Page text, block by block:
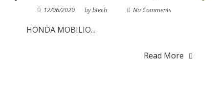
12/06/2020 bybtech No Comments
HONDA MOBILIO...
Read More